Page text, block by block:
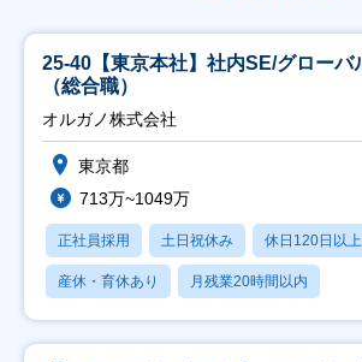
25-40【東京本社】社内SE/グローバ
（総合職）
オルガノ株式会社
東京都
713万~1049万
正社員採用 土日祝休み 休日120日以上
産休・育休あり 月残業20時間以内